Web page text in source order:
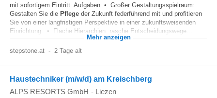
mit sofortigem Eintritt. Aufgaben • Großer Gestaltungsspielraum:
Gestalten Sie die Pflege der Zukunft federführend mit und profitieren
Sie von einer langfristigen Perspektive in einer zukunftsweisenden
Einrichtung. • Flache Hierarchien: rasche Entscheidungswege...
Mehr anzeigen
stepstone.at - 2 Tage alt
Haustechniker (m/w/d) am Kreischberg
ALPS RESORTS GmbH - Liezen